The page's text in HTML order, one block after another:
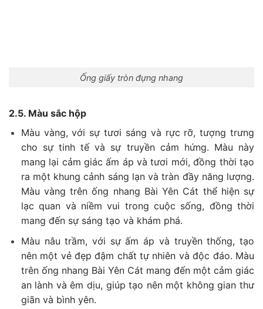
Ống giấy tròn đựng nhang
2.5. Màu sắc hộp
Màu vàng, với sự tươi sáng và rực rỡ, tượng trưng
cho sự tinh tế và sự truyền cảm hứng. Màu này
mang lại cảm giác ấm áp và tươi mới, đồng thời tạo
ra một khung cảnh sáng lạn và tràn đầy năng lượng.
Màu vàng trên ống nhang Bài Yên Cát thể hiện sự
lạc quan và niềm vui trong cuộc sống, đồng thời
mang đến sự sáng tạo và khám phá.
Màu nâu trầm, với sự ấm áp và truyền thống, tạo
nên một vẻ đẹp đậm chất tự nhiên và độc đáo. Màu
trên ống nhang Bài Yên Cát mang đến một cảm giác
an lành và êm dịu, giúp tạo nên một không gian thư
giãn và bình yên.